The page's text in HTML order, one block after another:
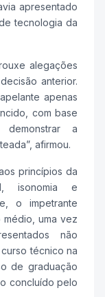
apresentado
tecnologia da
alegações
anterior.
apenas
com base
demonstrar a
afirmou.
princípios da
isonomia e
o impetrante
uma vez
não
técnico na
de graduação
concluído pelo